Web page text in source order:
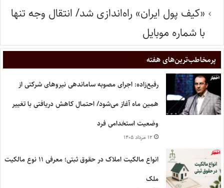
«کیف پول ایران» راه‌اندازی شد/ انتقال وجه تنها
با شماره موبایل
پر‌مخاطب‌ترین‌های هفته
رفیع‌زاده: اجرای مصوبه ساماندهی نیروهای شرکتی از
همین ماه آغاز می‌شود/ احتمال کاهش دریافتی با تغییر
وضعیت استخدامی فرد
۱۲ مرداد ۱۴۰۵
انواع مالکیت املاک در حقوق ثبتی؛ معرفی ۱۱ نوع مالکیت
ملک